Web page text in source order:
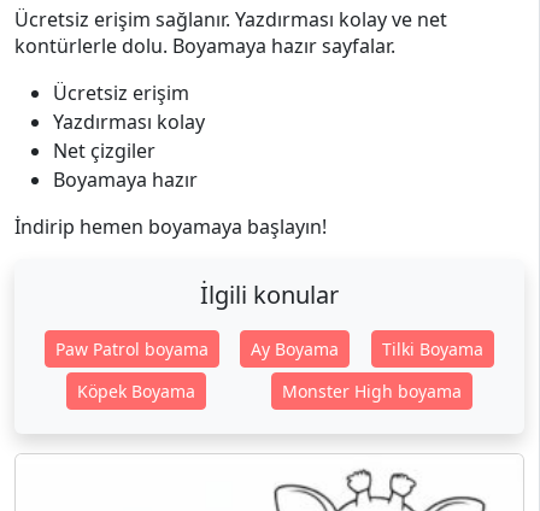
Ücretsiz erişim sağlanır. Yazdırması kolay ve net
kontürlerle dolu. Boyamaya hazır sayfalar.
Ücretsiz erişim
Yazdırması kolay
Net çizgiler
Boyamaya hazır
İndirip hemen boyamaya başlayın!
İlgili konular
Paw Patrol boyama Ay Boyama
Tilki Boyama
Köpek Boyama
Monster High boyama